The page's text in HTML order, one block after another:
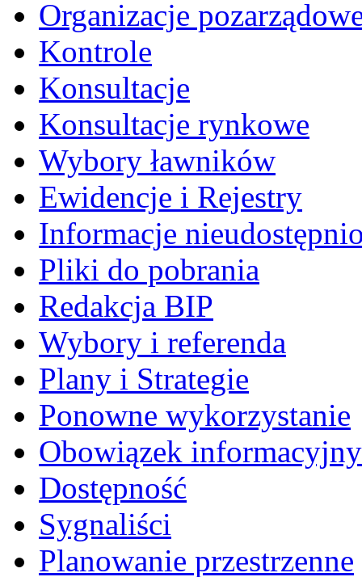
Organizacje
Kontrole
Konsultacje
Konsultacje rynkowe
Wybory ławników
Ewidencje i Rejestry
Informacje
Pliki do pobrania
Redakcja BIP
Wybory i referenda
Plany i Strategie
Ponowne wykorzystanie
Obowiązek informacyjny
Dostępność
Sygnaliści
Planowanie przestrzenne